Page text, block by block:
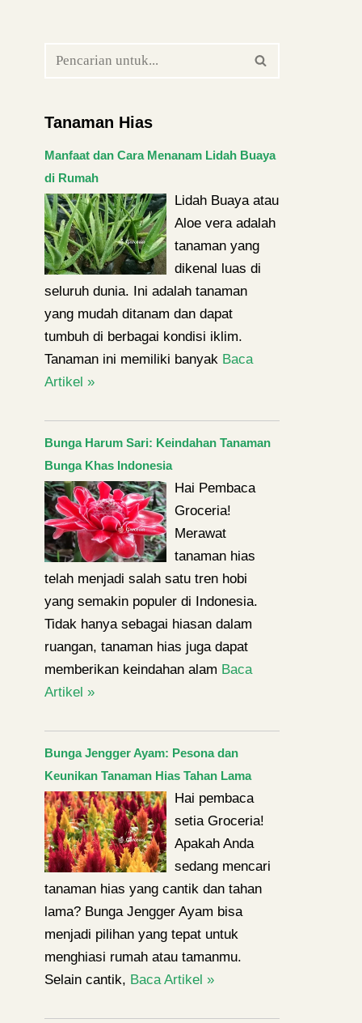
Tanaman Hias
Manfaat dan Cara Menanam Lidah Buaya
di Rumah
Lidah Buaya atau
Aloe vera adalah
tanaman yang
dikenal luas di
seluruh dunia. Ini adalah tanaman
yang mudah ditanam dan dapat
tumbuh di berbagai kondisi iklim.
Tanaman ini memiliki banyak Baca
Artikel »
Bunga Harum Sari: Keindahan Tanaman
Bunga Khas Indonesia
Hai Pembaca
Groceria!
Merawat
tanaman hias
telah menjadi salah satu tren hobi
yang semakin populer di Indonesia.
Tidak hanya sebagai hiasan dalam
ruangan, tanaman hias juga dapat
memberikan keindahan alam Baca
Artikel »
Bunga Jengger Ayam: Pesona dan
Keunikan Tanaman Hias Tahan Lama
Hai pembaca
setia Groceria!
Apakah Anda
sedang mencari
tanaman hias yang cantik dan tahan
lama? Bunga Jengger Ayam bisa
menjadi pilihan yang tepat untuk
menghiasi rumah atau tamanmu.
Selain cantik, Baca Artikel »